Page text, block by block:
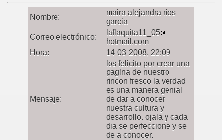
Nombre:
maira alejandra rios
garcia
Correo electrónico:
laflaquita11_05
hotmail.com
Hora:
14-03-2008, 22:09
Mensaje:
los felicito por crear una
pagina de nuestro
rincon fresco la verdad
es una manera genial
de dar a conocer
nuestra cultura y
desarrollo. ojala y cada
dia se perfeccione y se
de a conocer.